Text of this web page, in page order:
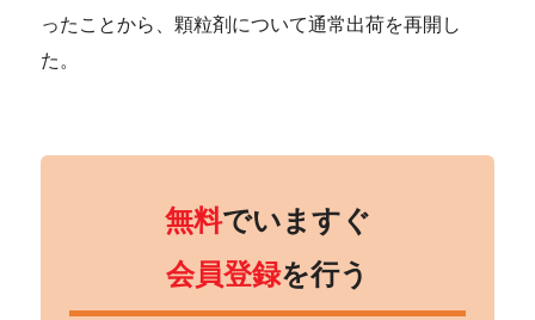
ったことから、顆粒剤について通常出荷を再開し
た。
無料でいますぐ
会員登録を行う